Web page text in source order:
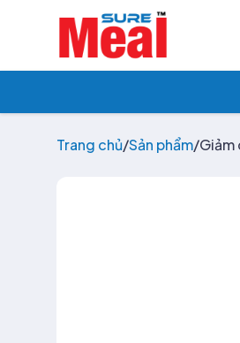
Trang chủ/Sản phẩm/Giảm